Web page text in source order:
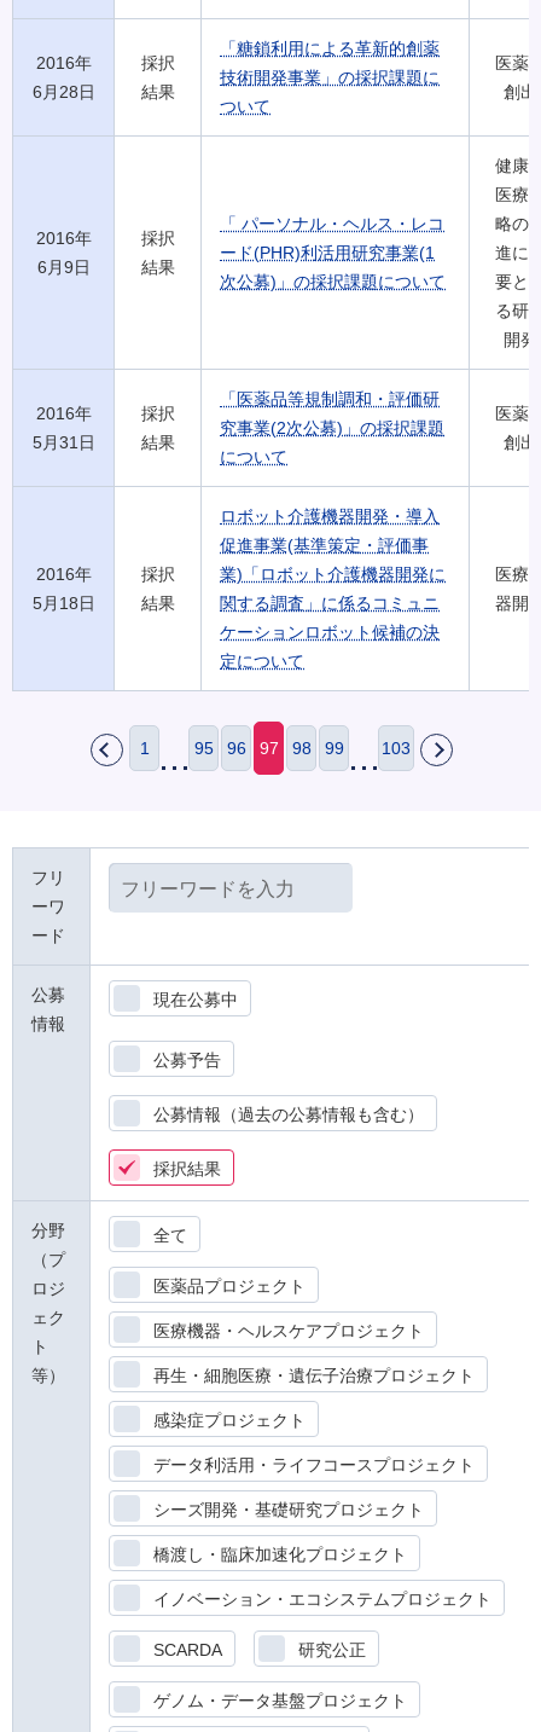
2016年
6月28日
採択
結果
「糖鎖利用による革新的創薬
技術開発事業」の採択課題に
ついて
医薬
創出
2016年
6月9日
採択
結果
「 パーソナル・ヘルス・レコ
ード(PHR)利活用研究事業(1
次公募)」の採択課題について
健康
医療
略の
進に
要と
る研
開発
2016年
5月31日
採択
結果
「医薬品等規制調和・評価研
究事業(2次公募)」の採択課題
について
医薬
創出
2016年
5月18日
採択
結果
ロボット介護機器開発・導入
促進事業(基準策定・評価事
業)「ロボット介護機器開発に
関する調査」に係るコミュニ
ケーションロボット候補の決
定について
医療
器開
戻
次
1 95 96 97 98 99 103
フリ
ーワ
ード
公募
情報
現在公募中
公募予告
公募情報（過去の公募情報も含む）
採択結果
分野
（プ
ロジ
ェク
ト
等）
全て
医薬品プロジェクト
医療機器・ヘルスケアプロジェクト
再生・細胞医療・遺伝子治療プロジェクト
感染症プロジェクト
データ利活用・ライフコースプロジェクト
シーズ開発・基礎研究プロジェクト
橋渡し・臨床加速化プロジェクト
イノベーション・エコシステムプロジェクト
SCARDA 研究公正
ゲノム・データ基盤プロジェクト